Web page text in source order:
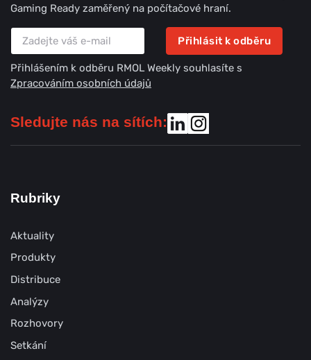
Gaming Ready zaměřený na počítačové hraní.
Přihlásit k odběru
Přihlášením k odběru RMOL Weekly souhlasíte s
Zpracováním osobních údajů
Sledujte nás na sítích:
Rubriky
Aktuality
Produkty
Distribuce
Analýzy
Rozhovory
Setkání